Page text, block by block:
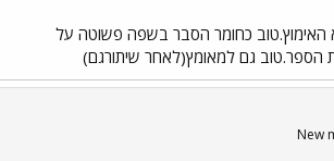
האימוץ.טוב כחומר הסבר בשפה פשוטה על
הספר.טוב גם למאומץ(לאחר שיתורגם)
New